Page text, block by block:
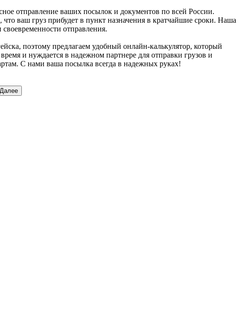
отправление ваших посылок и документов по всей России.
ваш груз прибудет в пункт назначения в кратчайшие сроки. Наша
отправления.
поэтому предлагаем удобный онлайн-калькулятор, который
и нуждается в надежном партнере для отправки грузов и
С нами ваша посылка всегда в надежных руках!
Далее